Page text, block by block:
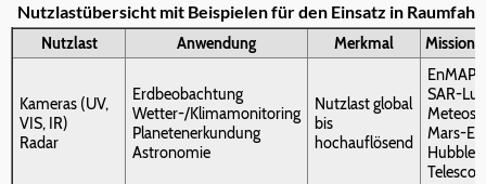
Nutzlastübersicht mit Beispielen für den Einsatz in
Nutzlast Anwendung Merkmal
Kameras (UV,
VIS, IR)
Radar
Erdbeobachtung
Wetter-/Klimamonitoring
Planetenerkundung
Astronomie
Nutzlast global
bis
hochauflösend
EnMAP
SAR-
Mars-
Hubble